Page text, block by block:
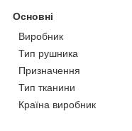
Основні
Виробник
Тип рушника
Призначення
Тип тканини
Країна виробник